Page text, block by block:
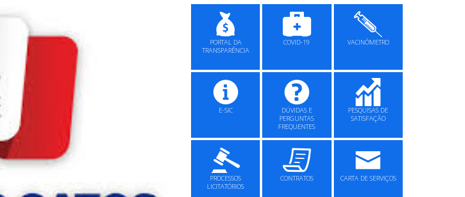
PORTAL DA
TRANSPARÊNCIA
COVID-19 VACINÔMETRO
E-SIC
DÚVIDAS E
PERGUNTAS
FREQUENTES
PESQUISAS DE
SATISFAÇÃO
PROCESSOS
LICITATÓRIOS
CONTRATOS CARTA DE SERVIÇOS